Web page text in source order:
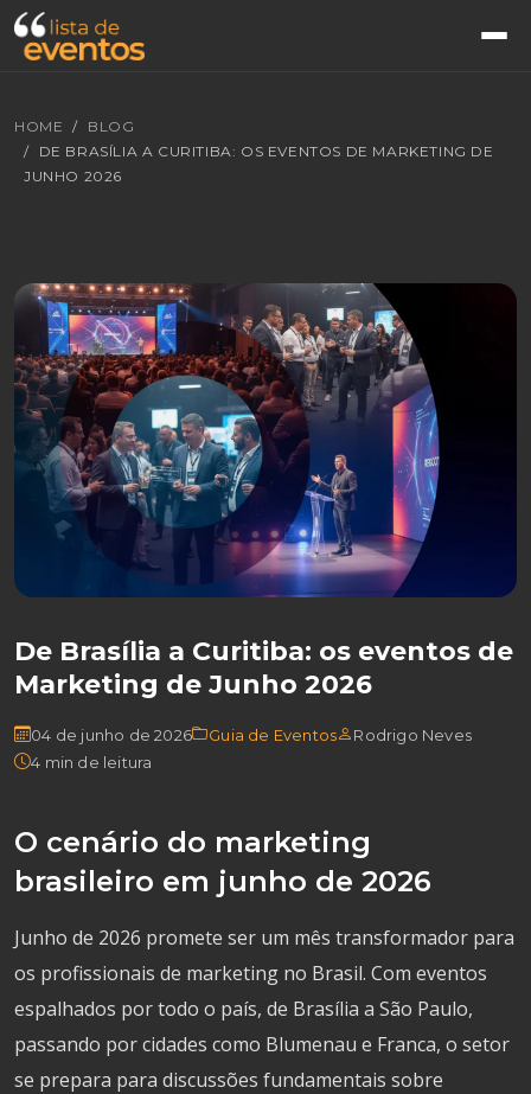
HOME
BLOG
DE BRASÍLIA A CURITIBA: OS EVENTOS DE MARKETING DE
JUNHO 2026
De Brasília a Curitiba: os eventos de
Marketing de Junho 2026
04 de junho de 2026 Guia de Eventos
Rodrigo Neves
4 min de leitura
O cenário do marketing
brasileiro em junho de 2026
Junho de 2026 promete ser um mês transformador para
os profissionais de marketing no Brasil. Com eventos
espalhados por todo o país, de Brasília a São Paulo,
passando por cidades como Blumenau e Franca, o setor
se prepara para discussões fundamentais sobre